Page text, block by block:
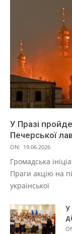
У Празі
Печерської
ON: 19.06.2026
Громадська
Праги акцію на
української
У